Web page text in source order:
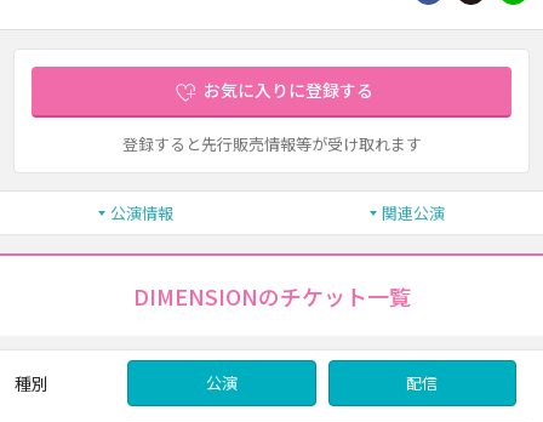
お気に入りに登録する
登録すると先行販売情報等が受け取れます
公演情報 関連公演
DIMENSIONのチケット一覧
種別 公演 配信